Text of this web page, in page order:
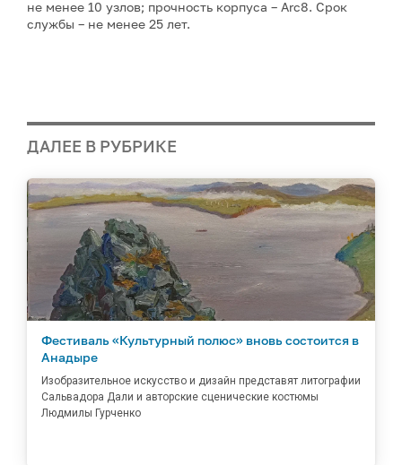
не менее 10 узлов; прочность корпуса – Arc8. Срок
службы – не менее 25 лет.
ДАЛЕЕ В РУБРИКЕ
Фестиваль «Культурный полюс» вновь состоится в
Анадыре
Изобразительное искусство и дизайн представят литографии
Сальвадора Дали и авторские сценические костюмы
Людмилы Гурченко